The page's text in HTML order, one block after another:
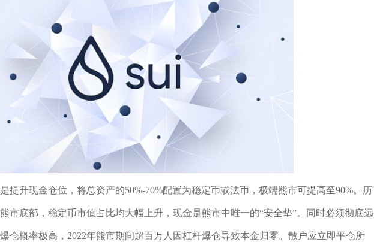
提升现金仓位，将总资产的50%-70%配置为稳定币或法币，极端熊市可提高至90%。历
市底部，稳定币市值占比均大幅上升，现金是熊市中唯一的“安全垫”。同时必须彻底远
仓概率极高，2022年熊市期间超百万人因杠杆爆仓导致本金归零。散户应立即平仓所